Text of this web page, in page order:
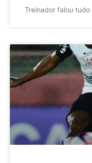
Treinador falou